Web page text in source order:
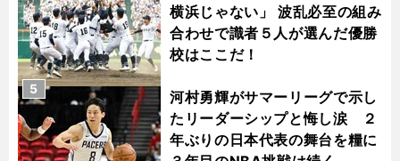
横浜じゃない」 波乱必至の組み
合わせで識者５人が選んだ優勝
校はここだ！
河村勇輝がサマーリーグで示し
たリーダーシップと悔し涙 ２
年ぶりの日本代表の舞台を糧に
5